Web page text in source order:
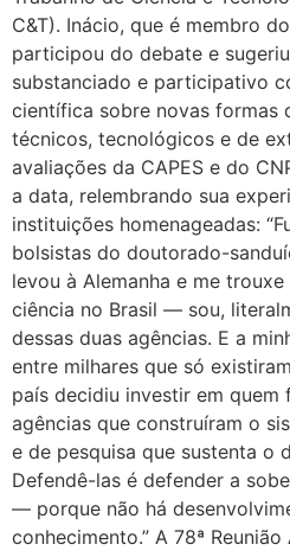
C&T). Inácio, que é membro
participou do debate e
substanciado e participativo
científica sobre novas formas
técnicos, tecnológicos e de
avaliações da CAPES e do
a data, relembrando sua
instituições homenageadas:
bolsistas do doutorado-
levou à Alemanha e me
ciência no Brasil — sou,
dessas duas agências. E a
entre milhares que só
país decidiu investir em quem
agências que construíram o
e de pesquisa que sustenta o
Defendê-las é defender a
— porque não há
conhecimento.” A 78ª